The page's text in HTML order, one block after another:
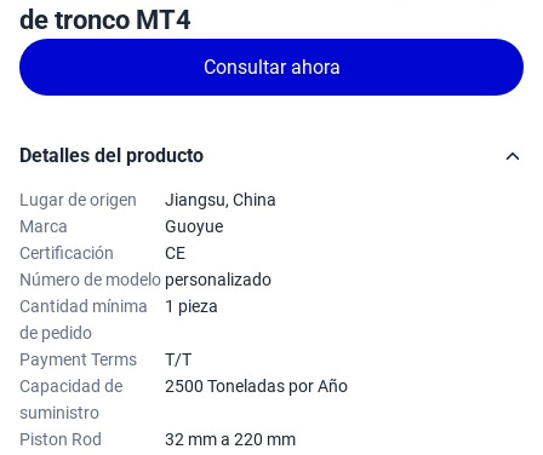
de tronco MT4
Consultar ahora
Detalles del producto
Lugar de origen
Jiangsu, China
Marca
Guoyue
Certificación
CE
Número de modelo personalizado
Cantidad mínima
de pedido
1 pieza
Payment Terms
T/T
Capacidad de
suministro
2500 Toneladas por Año
Piston Rod
32 mm a 220 mm